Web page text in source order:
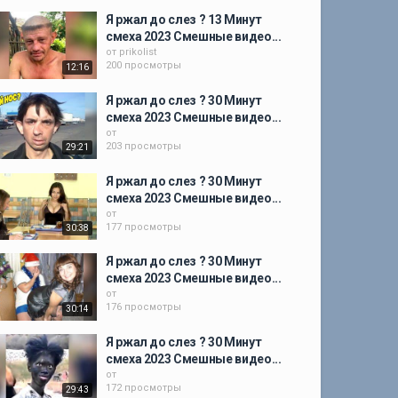
12:16
Я ржал до слез ? 13 Минут
смеха 2023 Смешные видео...
от prikolist
200 просмотры
29:21
Я ржал до слез ? 30 Минут
смеха 2023 Смешные видео...
от
203 просмотры
30:38
Я ржал до слез ? 30 Минут
смеха 2023 Смешные видео...
от
177 просмотры
30:14
Я ржал до слез ? 30 Минут
смеха 2023 Смешные видео...
от
176 просмотры
29:43
Я ржал до слез ? 30 Минут
смеха 2023 Смешные видео...
от
172 просмотры